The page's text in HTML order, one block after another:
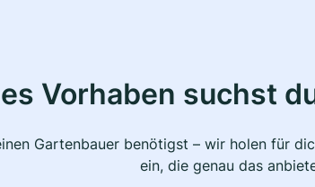
Vorhaben suchst
Gartenbauer benötigst – wir holen für
ein, die genau das